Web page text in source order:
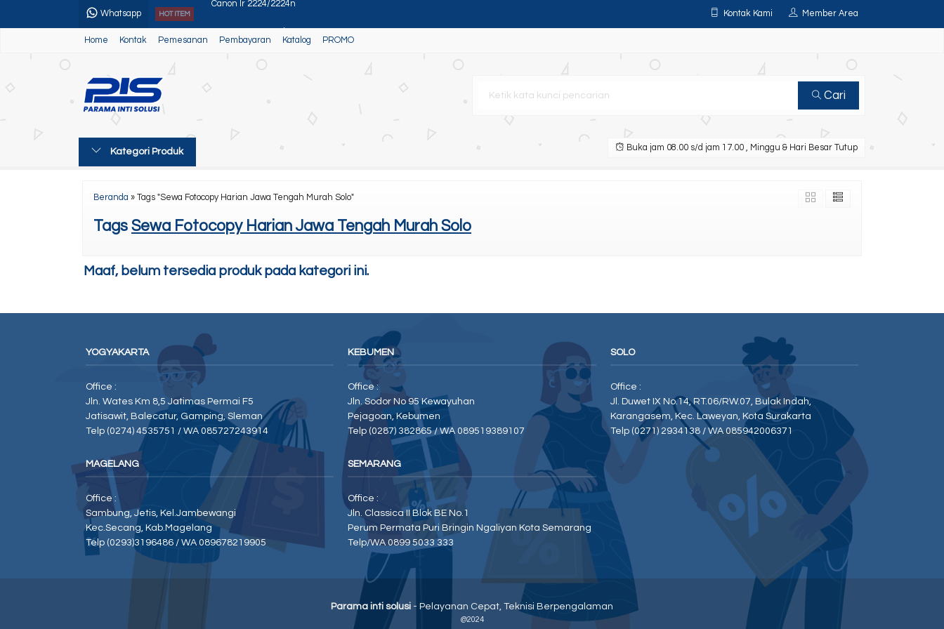
Whatsapp HOT ITEM
Canon Ir Adv 4035/45/51
Canon ir Adv 4025
Canon Ir 2725/2725i
Sewa Mesin Fotocopy Medium Canon Ir 400/500
Kontak Kami Member Area
Home Kontak Pemesanan Pembayaran Katalog PROMO
Cari
Kategori Produk Buka jam 08.00 s/d jam 17.00 , Minggu & Hari Besar Tutup
Beranda » Tags "Sewa Fotocopy Harian Jawa Tengah Murah Solo"
Tags Sewa Fotocopy Harian Jawa Tengah Murah Solo
Maaf, belum tersedia produk pada kategori ini.
YOGYAKARTA
Office :
Jln. Wates Km 8,5 Jatimas Permai F5
Jatisawit, Balecatur, Gamping, Sleman
Telp (0274) 4535751 / WA 085727243914
MAGELANG
Office :
Sambung, Jetis, Kel.Jambewangi
Kec.Secang, Kab.Magelang
Telp (0293)3196486 / WA 089678219905
KEBUMEN
Office :
Jln. Sodor No 95 Kewayuhan
Pejagoan, Kebumen
Telp (0287) 382865 / WA 089519389107
SEMARANG
Office :
Jln. Classica II Blok BE No.1
Perum Permata Puri Bringin Ngaliyan Kota Semarang
Telp/WA 0899 5033 333
SOLO
Office :
Jl. Duwet IX No.14, RT.06/RW.07, Bulak Indah,
Karangasem, Kec. Laweyan, Kota Surakarta
Telp (0271) 2934138 / WA 085942006371
Parama inti solusi - Pelayanan Cepat, Teknisi Berpengalaman
@2024